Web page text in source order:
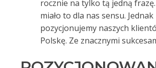
rocznie na tylko tą jedną
miało to dla nas sensu. Jednak
pozycjonujemy naszych
Polskę. Ze znacznymi